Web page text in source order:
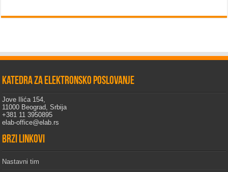
Katedra za elektronsko poslovanje
Jove Ilića 154,
11000 Beograd, Srbija
+381 11 3950895
elab-office@elab.rs
Brzi linkovi
Nastavni tim